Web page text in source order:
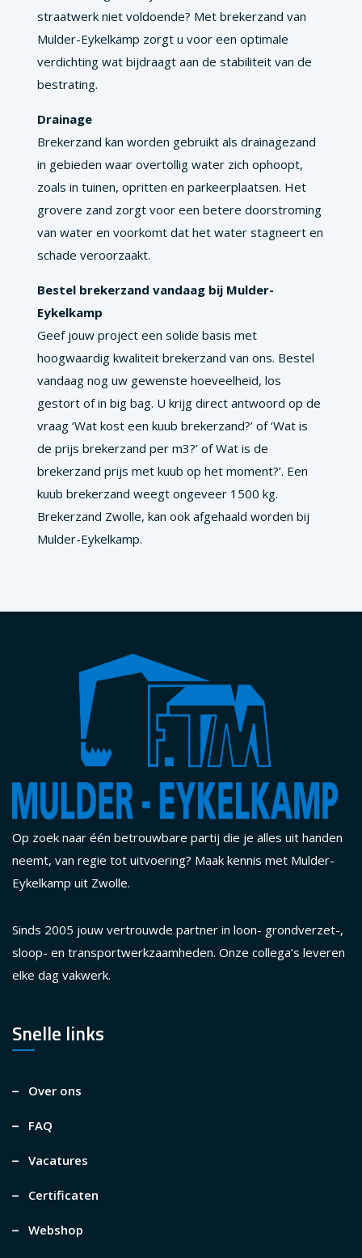
straatwerk niet voldoende? Met brekerzand van
Mulder-Eykelkamp zorgt u voor een optimale
verdichting wat bijdraagt aan de stabiliteit van de
bestrating.
Drainage
Brekerzand kan worden gebruikt als drainagezand
in gebieden waar overtollig water zich ophoopt,
zoals in tuinen, opritten en parkeerplaatsen. Het
grovere zand zorgt voor een betere doorstroming
van water en voorkomt dat het water stagneert en
schade veroorzaakt.
Bestel brekerzand vandaag bij Mulder-
Eykelkamp
Geef jouw project een solide basis met
hoogwaardig kwaliteit brekerzand van ons. Bestel
vandaag nog uw gewenste hoeveelheid, los
gestort of in big bag. U krijg direct antwoord op de
vraag ‘Wat kost een kuub brekerzand?’ of ‘Wat is
de prijs brekerzand per m3?’ of Wat is de
brekerzand prijs met kuub op het moment?’. Een
kuub brekerzand weegt ongeveer 1500 kg.
Brekerzand Zwolle, kan ook afgehaald worden bij
Mulder-Eykelkamp.
Op zoek naar één betrouwbare partij die je alles uit handen
neemt, van regie tot uitvoering? Maak kennis met Mulder-
Eykelkamp uit Zwolle.
Sinds 2005 jouw vertrouwde partner in loon- grondverzet-,
sloop- en transportwerkzaamheden. Onze collega’s leveren
elke dag vakwerk.
Snelle links
Over ons
FAQ
Vacatures
Certificaten
Webshop